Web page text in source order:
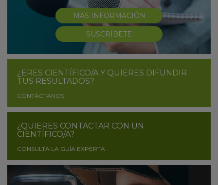
MÁS INFORMACIÓN
SUSCRÍBETE
¿ERES CIENTÍFICO/A Y QUIERES DIFUNDIR
TUS RESULTADOS?
CONTÁCTANOS
¿QUIERES CONTACTAR CON UN
CIENTÍFICO/A?
CONSULTA LA GUÍA EXPERTA